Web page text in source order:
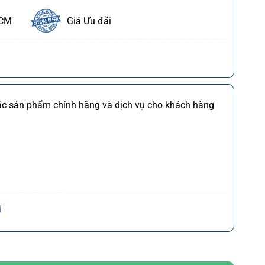
Giá Ưu đãi
Chi tiết
Chi tiết
sản phẩm chính hãng và dịch vụ cho khách hàng
Hưng Đạo, P. Cửa Nam, Q. Hoàn Kiếm, Tp. Hà